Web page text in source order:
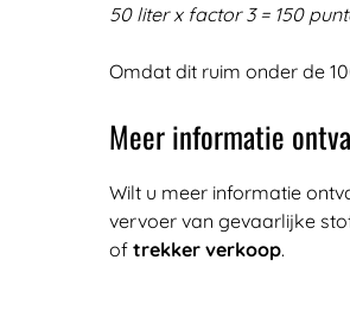
50 liter x factor 3 = 150
Omdat dit ruim onder de
Meer informatie
Wilt u meer informatie
vervoer van gevaarlijke
oftrekker verkoop.